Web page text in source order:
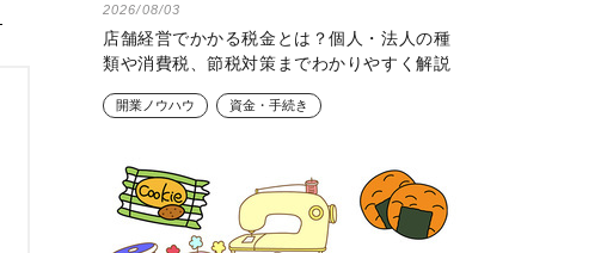
2026/08/03
店舗経営でかかる税金とは？個人・法人の種
類や消費税、節税対策までわかりやすく解説
開業ノウハウ 資金・手続き